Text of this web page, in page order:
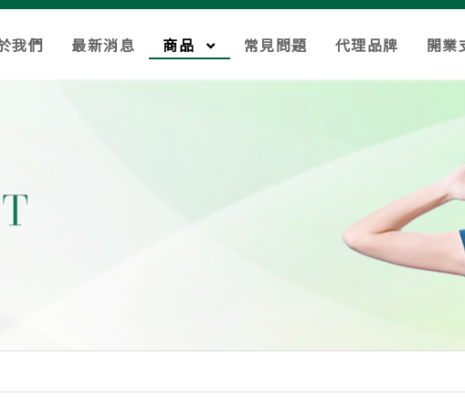
我們 最新消息 商品 常見問題 代理品牌 開業